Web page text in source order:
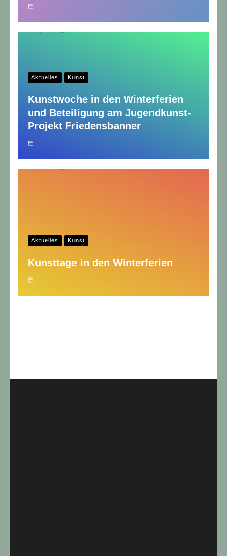
Aktuelles Kunst
Kunstwoche in den Winterferien
und Beteiligung am Jugendkunst-
Projekt Friedensbanner
Aktuelles Kunst
Kunsttage in den Winterferien